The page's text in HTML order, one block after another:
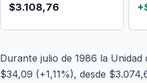
$3.108,76
Durante julio de 1986 la Unidad
$34,09 (+1,11%), desde